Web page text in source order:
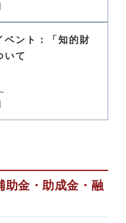
ベント：「知的財
いて
助金・助成金・融